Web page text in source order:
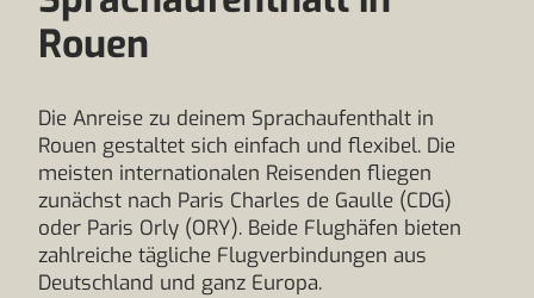
Rouen
Die Anreise zu deinem Sprachaufenthalt in
Rouen gestaltet sich einfach und flexibel. Die
meisten internationalen Reisenden fliegen
zunächst nach Paris Charles de Gaulle (CDG)
oder Paris Orly (ORY). Beide Flughäfen bieten
zahlreiche tägliche Flugverbindungen aus
Deutschland und ganz Europa.